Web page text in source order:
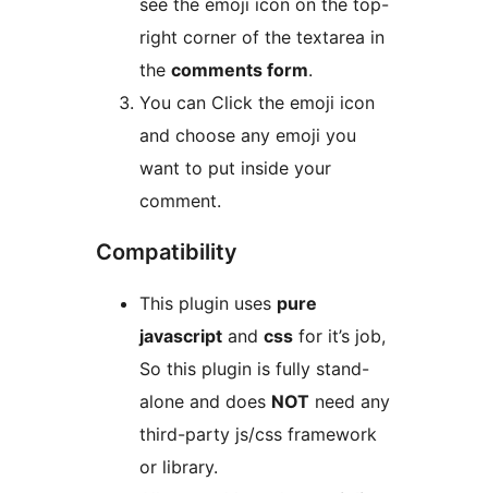
right corner of the textarea in
the comments form.
You can Click the emoji icon
and choose any emoji you
want to put inside your
comment.
Compatibility
This plugin uses pure
javascript and css for it’s job,
So this plugin is fully stand-
alone and does NOT need any
third-party js/css framework
or library.